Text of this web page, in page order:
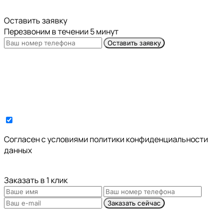
Оставить заявку
Перезвоним в течении 5 минут
Оставить заявку
Cогласен с условиями политики конфиденциальности
данных
Заказать в 1 клик
Заказать сейчас